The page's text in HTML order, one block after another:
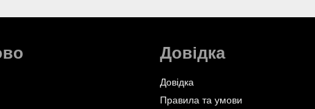
Довідка
Довідка
Правила та умови